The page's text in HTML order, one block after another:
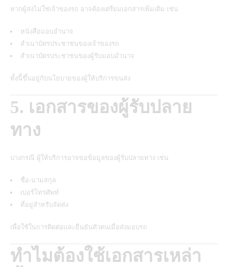
หากผู้ส่งไม่ใช่เจ้าของรถ อาจต้องเตรียมเอกสารเพิ่มเติม เช่น
หนังสือมอบอำนาจ
สำเนาบัตรประชาชนของเจ้าของรถ
สำเนาบัตรประชาชนของผู้รับมอบอำนาจ
ทั้งนี้ขึ้นอยู่กับนโยบายของผู้ให้บริการขนส่ง
5. เอกสารของผู้รับปลาย
ทาง
บางกรณี ผู้ให้บริการอาจขอข้อมูลของผู้รับปลายทาง เช่น
ชื่อ-นามสกุล
เบอร์โทรศัพท์
ที่อยู่สำหรับจัดส่ง
เพื่อใช้ในการติดต่อและยืนยันตัวตนเมื่อส่งมอบรถ
ทำไมต้องใช้เอกสารเหล่า